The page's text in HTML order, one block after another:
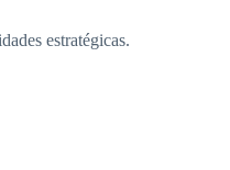
estratégicas.